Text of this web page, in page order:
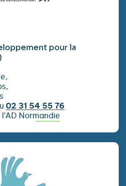
pour la
02 31 54 55 76
Normandie